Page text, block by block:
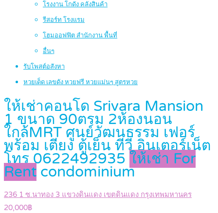
โรงงาน โกดัง คลังสินค้า
รีสอร์ท โรงแรม
โฮมออฟฟิต สำนักงาน พื้นที่
อื่นๆ
รับโพสต์อสังหา
หวยเด็ด เลขดัง หวยฟรี หวยแม่นๆ สูตรหวย
ให้เช่าคอนโด Srivara Mansion
1 ขนาด 90ตรม 2ห้องนอน
ใกล้MRT ศูนย์วัฒนธรรม เฟอร์
พร้อม เตียง ตู้เย็น ทีวี อินเตอร์เน็ต
โทร 0622492935 ให้เช่า For
Rent condominium
236 1 ซ.นาทอง 3 แขวงดินแดง เขตดินแดง กรุงเทพมหานคร
20,000฿